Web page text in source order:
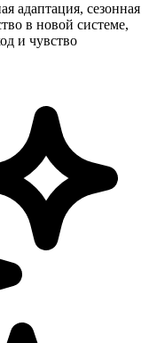
адаптация, сезонная
в новой системе,
и чувство